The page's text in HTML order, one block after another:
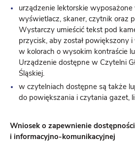
urządzenie lektorskie
wyświetlacz, skaner, czytnik oraz
Wystarczy umieścić tekst pod
przycisk, aby został powiększony
w kolorach o wysokim kontraście
Urządzenie dostępne w Czytelni
Śląskiej.
w czytelniach dostępne są także
do powiększania i czytania gazet,
Wniosek o zapewnienie
i informacyjno-komunikacyjnej